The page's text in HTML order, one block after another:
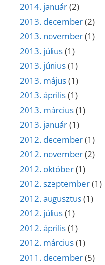
2014. január(2)
2013. december(2)
2013. november(1)
2013. július(1)
2013. június(1)
2013. május(1)
2013. április(1)
2013. március(1)
2013. január(1)
2012. december(1)
2012. november(2)
2012. október(1)
2012. szeptember(1)
2012. augusztus(1)
2012. július(1)
2012. április(1)
2012. március(1)
2011. december(5)